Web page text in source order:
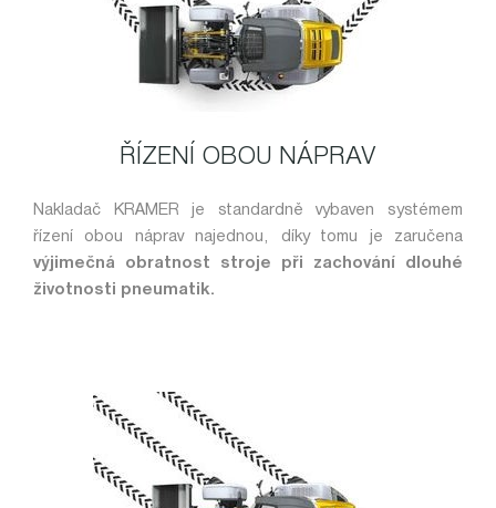
ŘÍZENÍ OBOU NÁPRAV
Nakladač KRAMER je standardně vybaven systémem
řízení obou náprav najednou, díky tomu je zaručena
výjimečná obratnost stroje při zachování dlouhé
životnosti pneumatik.